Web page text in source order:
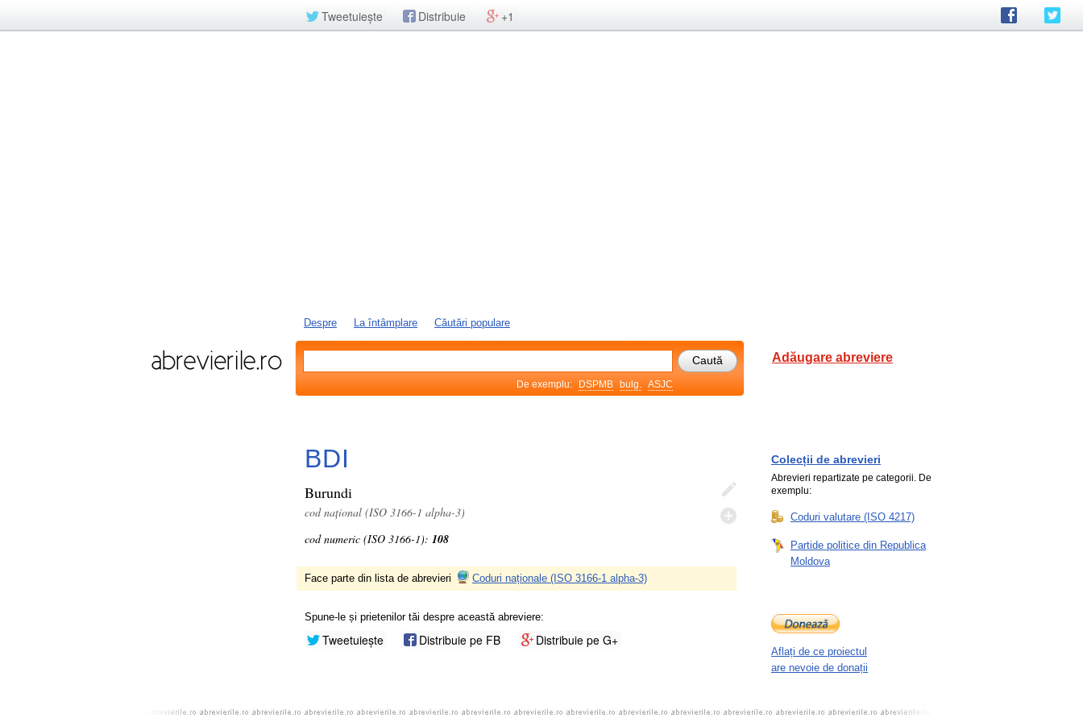
Tweetuiește Distribuie +1
Despre La întâmplare Căutări populare
De exemplu: DSPMB bulg. ASJC
Adăugare abreviere
BDI
Burundi
cod național (ISO 3166-1 alpha-3)
cod numeric (ISO 3166-1): 108
Face parte din lista de abrevieri Coduri naționale (ISO 3166-1 alpha-3)
Spune-le și prietenilor tăi despre această abreviere:
Tweetuiește Distribuie pe FB Distribuie pe G+
Colecții de abrevieri
Abrevieri repartizate pe categorii. De
exemplu:
Coduri valutare (ISO 4217)
Partide politice din Republica
Moldova
Aflați de ce proiectul
are nevoie de donații